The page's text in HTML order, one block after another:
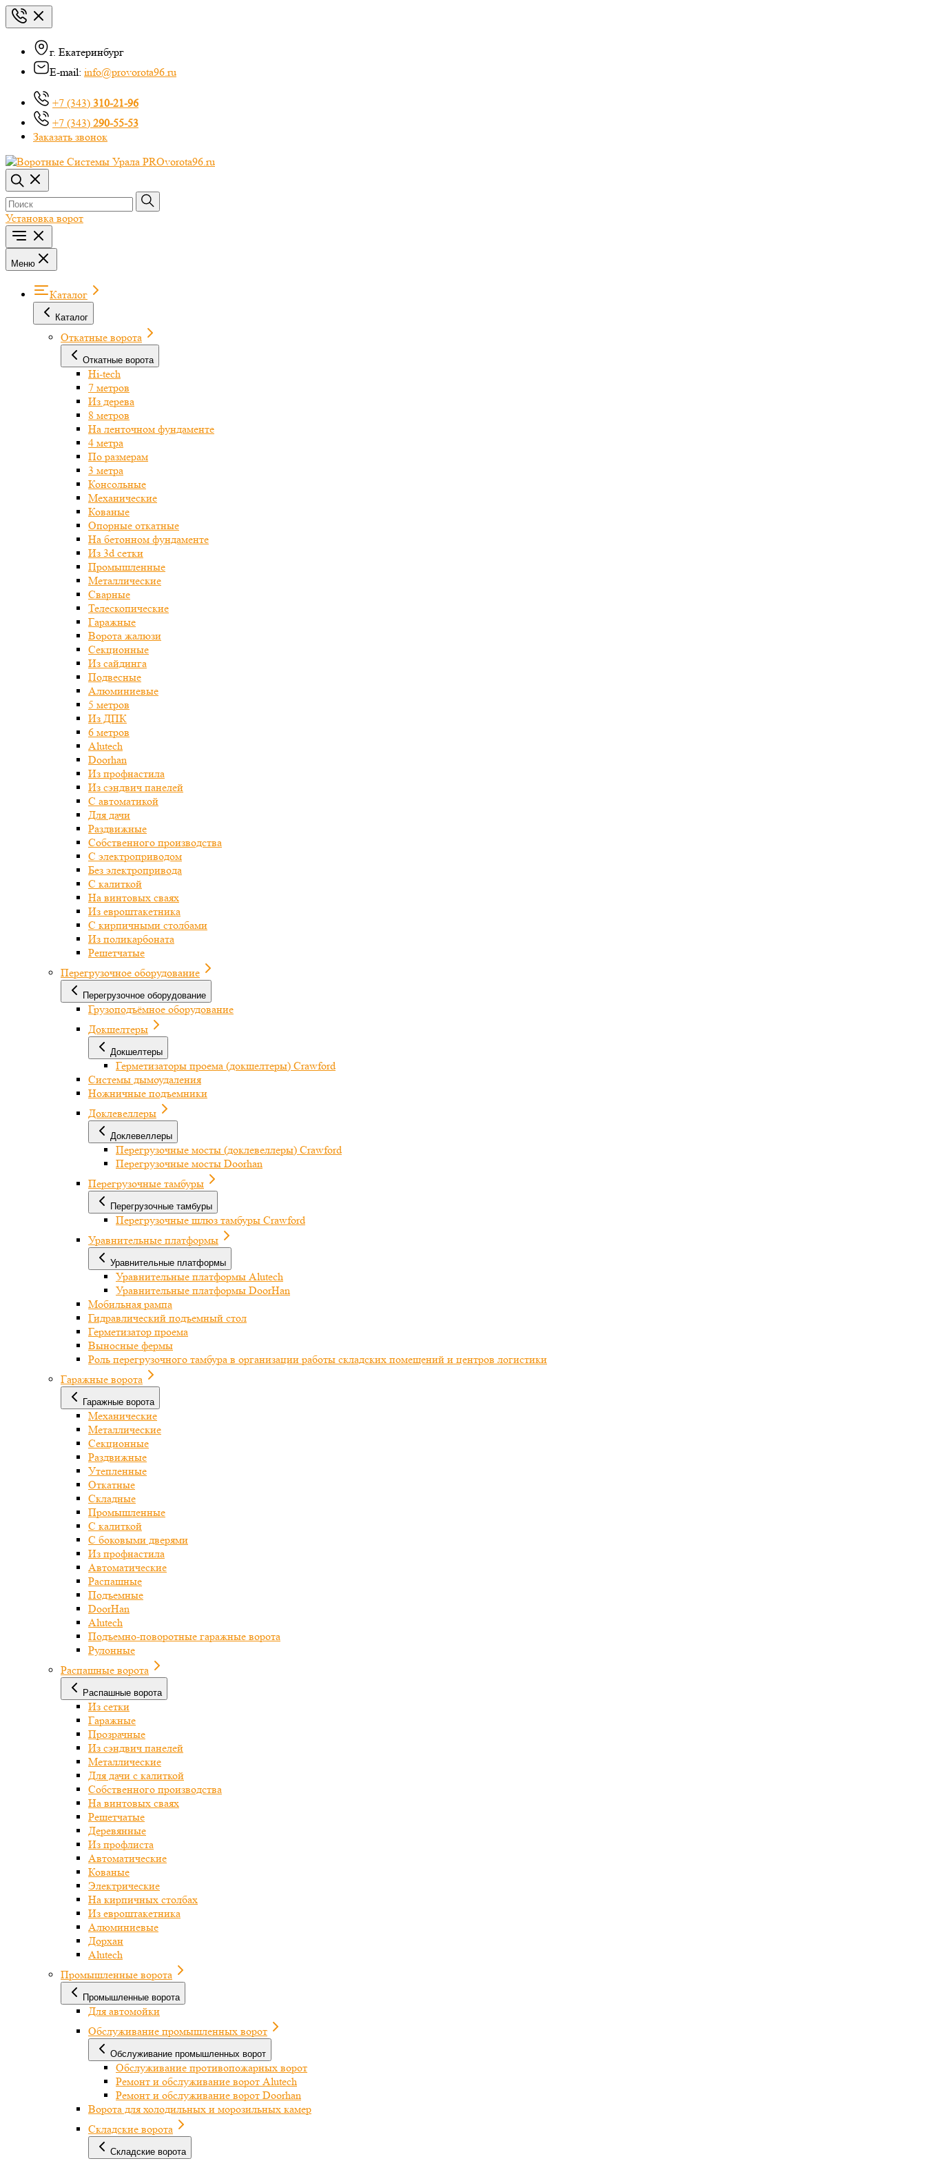
г. Екатеринбург
E-mail: info@provorota96.ru
+7 (343) 310-21-96
+7 (343) 290-55-53
Заказать звонок
Установка ворот
Меню
Каталог
Каталог
Откатные ворота
Откатные ворота
Hi-tech
7 метров
Из дерева
8 метров
На ленточном фундаменте
4 метра
По размерам
3 метра
Консольные
Механические
Кованые
Опорные откатные
На бетонном фундаменте
Из 3d сетки
Промышленные
Металлические
Сварные
Телескопические
Гаражные
Ворота жалюзи
Секционные
Из сайдинга
Подвесные
Алюминиевые
5 метров
Из ДПК
6 метров
Alutech
Doorhan
Из профнастила
Из сэндвич панелей
С автоматикой
Для дачи
Раздвижные
Собственного производства
С электроприводом
Без электропривода
С калиткой
На винтовых сваях
Из евроштакетника
С кирпичными столбами
Из поликарбоната
Решетчатые
Перегрузочное оборудование
Перегрузочное оборудование
Грузоподъёмное оборудование
Докшелтеры
Докшелтеры
Герметизаторы проема (докшелтеры) Crawford
Системы дымоудаления
Ножничные подъемники
Доклевеллеры
Доклевеллеры
Перегрузочные мосты (доклевеллеры) Crawford
Перегрузочные мосты Doorhan
Перегрузочные тамбуры
Перегрузочные тамбуры
Перегрузочные шлюз тамбуры Crawford
Уравнительные платформы
Уравнительные платформы
Уравнительные платформы Alutech
Уравнительные платформы DoorHan
Мобильная рампа
Гидравлический подъемный стол
Герметизатор проема
Выносные фермы
Роль перегрузочного тамбура в организации работы складских помещений и центров логистики
Гаражные ворота
Гаражные ворота
Механические
Металлические
Секционные
Раздвижные
Утепленные
Откатные
Складные
Промышленные
С калиткой
С боковыми дверями
Из профнастила
Автоматические
Распашные
Подъемные
DoorHan
Alutech
Подъемно-поворотные гаражные ворота
Рулонные
Распашные ворота
Распашные ворота
Из сетки
Гаражные
Прозрачные
Из сэндвич панелей
Металлические
Для дачи с калиткой
Собственного производства
На винтовых сваях
Решетчатые
Деревянные
Из профлиста
Автоматические
Кованые
Электрические
На кирпичных столбах
Из евроштакетника
Алюминиевые
Дорхан
Alutech
Промышленные ворота
Промышленные ворота
Для автомойки
Обслуживание промышленных ворот
Обслуживание промышленных ворот
Обслуживание противопожарных ворот
Ремонт и обслуживание ворот Alutech
Ремонт и обслуживание ворот Doorhan
Ворота для холодильных и морозильных камер
Складские ворота
Складские ворота